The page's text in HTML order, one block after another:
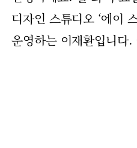
안녕하세요. 월·화·수
디자인 스튜디오 ‘에이
운영하는 이재환입니다